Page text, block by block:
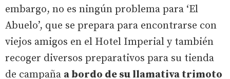
embargo, no es ningún problema para ‘El
Abuelo’, que se prepara para encontrarse con
viejos amigos en el Hotel Imperial y también
recoger diversos preparativos para su tienda
de campaña a bordo de su llamativa trimoto